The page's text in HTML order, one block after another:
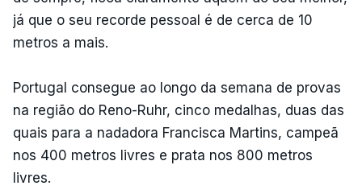
já que o seu recorde pessoal é de cerca de 10
metros a mais.
Portugal consegue ao longo da semana de provas
na região do Reno-Ruhr, cinco medalhas, duas das
quais para a nadadora Francisca Martins, campeã
nos 400 metros livres e prata nos 800 metros
livres.